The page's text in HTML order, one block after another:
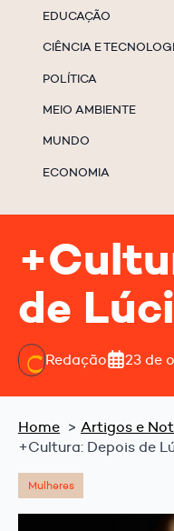
EDUCAÇÃO
CIÊNCIA E
POLÍTICA
MEIO AMBIENTE
MUNDO
ECONOMIA
de
Redação 23 de
Home Artigos e
+Cultura: Depois de
Mulheres